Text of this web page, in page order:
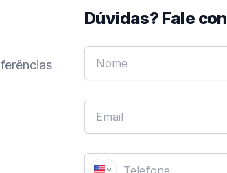
Dúvidas? Fale